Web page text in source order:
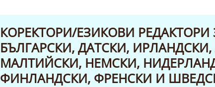
КОРЕКТОРИ/ЕЗИКОВИ
БЪЛГАРСКИ, ДАТСКИ,
МАЛТИЙСКИ, НЕМСКИ,
ФИНЛАНДСКИ, ФРЕНСКИ И